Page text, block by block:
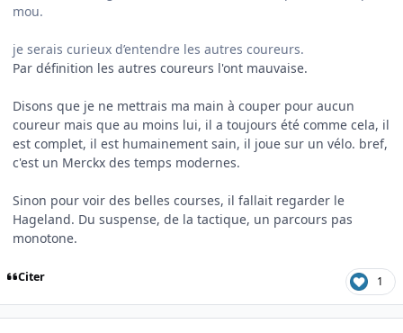
mou.
je serais curieux d’entendre les autres coureurs.
Par définition les autres coureurs l'ont mauvaise.
Disons que je ne mettrais ma main à couper pour aucun
coureur mais que au moins lui, il a toujours été comme cela, il
est complet, il est humainement sain, il joue sur un vélo. bref,
c'est un Merckx des temps modernes.
Sinon pour voir des belles courses, il fallait regarder le
Hageland. Du suspense, de la tactique, un parcours pas
monotone.
Citer 1